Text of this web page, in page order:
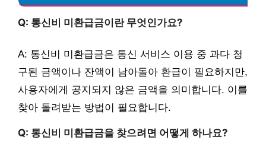
Q: 통신비 미환급금이란 무엇인가요?
A: 통신비 미환급금은 통신 서비스 이용 중 과다 청
구된 금액이나 잔액이 남아돌아 환급이 필요하지만,
사용자에게 공지되지 않은 금액을 의미합니다. 이를
찾아 돌려받는 방법이 필요합니다.
Q: 통신비 미환급금을 찾으려면 어떻게 하나요?